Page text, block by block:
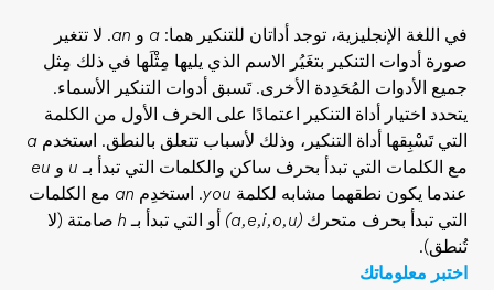
مكاتب
أعثر على مكتب قريب منك
نبذة عنا
من نحن
وظائف
إنضم إلى الفريق
في اللغة الإنجليزية، توجد أداتان للتنكير هما: a و an. لا تتغير
صورة أدوات التنكير بتغَيُر الاسم الذي يليها مِثْلَها في ذلك مِثل
جميع الأدوات المُحَدِدة الأخرى. تَسبق أدوات التنكير الأسماء.
يتحدد اختيار أداة التنكير اعتمادًا على الحرف الأول من الكلمة
التي تَسْبِقها أداة التنكير، وذلك لأسباب تتعلق بالنطق. استخدم a
مع الكلمات التي تبدأ بحرف ساكن والكلمات التي تبدأ بـ u و eu
عندما يكون نطقهما مشابه لكلمة you. استخدِم an مع الكلمات
التي تبدأ بحرف متحرك (a,e,i,o,u) أو التي تبدأ بـ h صامتة (لا
تُنطق).
اختبر معلوماتك